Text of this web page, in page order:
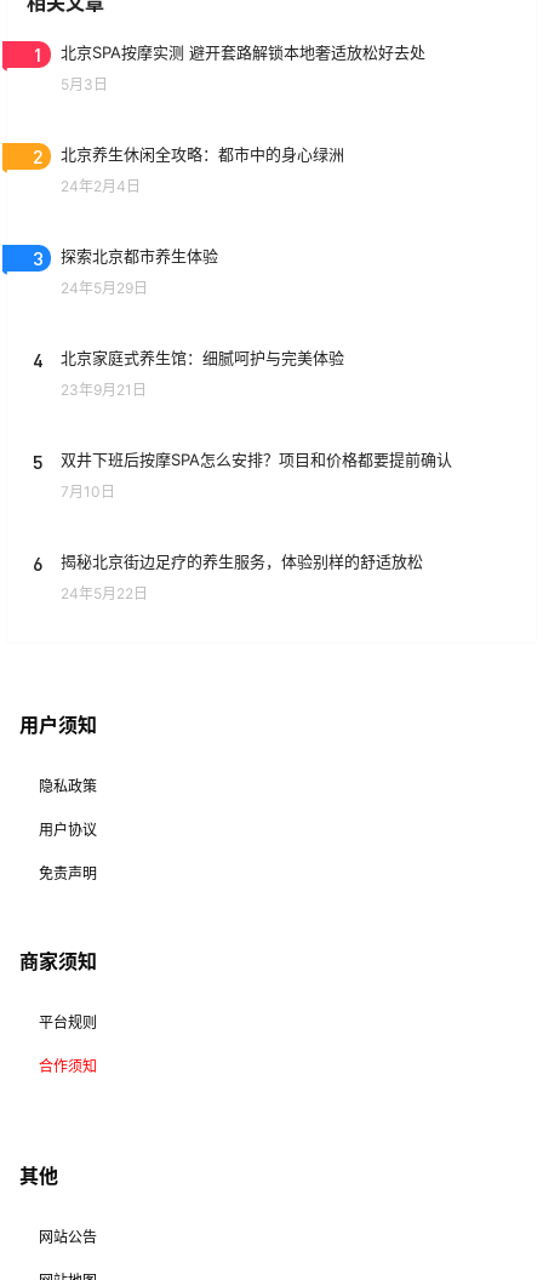
1 北京SPA按摩实测 避开套路解锁本地奢适放松好去处
5月3日
2 北京养生休闲全攻略：都市中的身心绿洲
24年2月4日
3 探索北京都市养生体验
24年5月29日
4 北京家庭式养生馆：细腻呵护与完美体验
23年9月21日
5 双井下班后按摩SPA怎么安排？项目和价格都要提前确认
7月10日
6 揭秘北京街边足疗的养生服务，体验别样的舒适放松
24年5月22日
用户须知
隐私政策
用户协议
免责声明
商家须知
平台规则
合作须知
其他
网站公告